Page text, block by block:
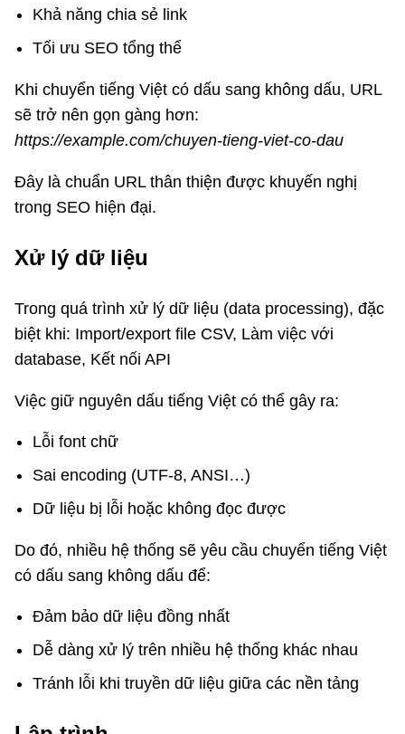
Khả năng chia sẻ link
Tối ưu SEO tổng thể
Khi chuyển tiếng Việt có dấu sang không dấu, URL
sẽ trở nên gọn gàng hơn:
https://example.com/chuyen-tieng-viet-co-dau
Đây là chuẩn URL thân thiện được khuyến nghị
trong SEO hiện đại.
Xử lý dữ liệu
Trong quá trình xử lý dữ liệu (data processing), đặc
biệt khi: Import/export file CSV, Làm việc với
database, Kết nối API
Việc giữ nguyên dấu tiếng Việt có thể gây ra:
Lỗi font chữ
Sai encoding (UTF-8, ANSI…)
Dữ liệu bị lỗi hoặc không đọc được
Do đó, nhiều hệ thống sẽ yêu cầu chuyển tiếng Việt
có dấu sang không dấu để:
Đảm bảo dữ liệu đồng nhất
Dễ dàng xử lý trên nhiều hệ thống khác nhau
Tránh lỗi khi truyền dữ liệu giữa các nền tảng